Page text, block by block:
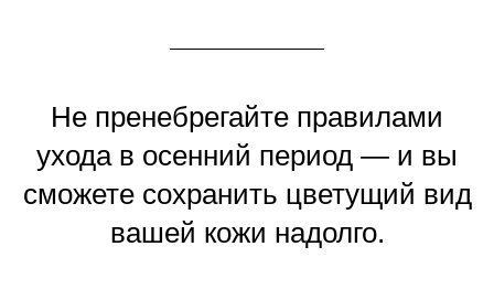
Не пренебрегайте правилами
ухода в осенний период — и вы
сможете сохранить цветущий вид
вашей кожи надолго.